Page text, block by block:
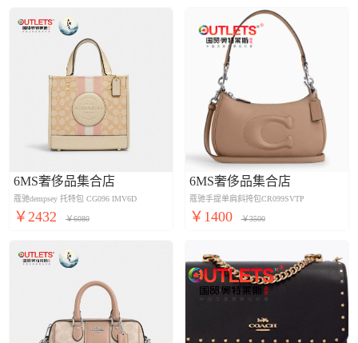
6MS奢侈品集合店
蔻驰dempsey 托特包 CG096 IMV6D
￥2432 ￥6080
6MS奢侈品集合店
蔻驰手提单肩斜挎包CR099SVTP
￥1400 ￥3500